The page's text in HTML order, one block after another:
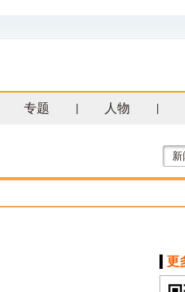
专题 人物
新
更